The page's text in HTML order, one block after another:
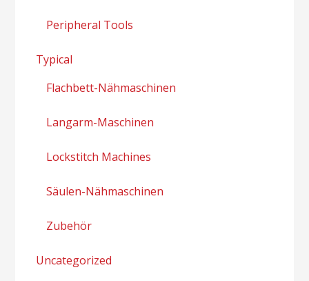
Peripheral Tools
Typical
Flachbett-Nähmaschinen
Langarm-Maschinen
Lockstitch Machines
Säulen-Nähmaschinen
Zubehör
Uncategorized